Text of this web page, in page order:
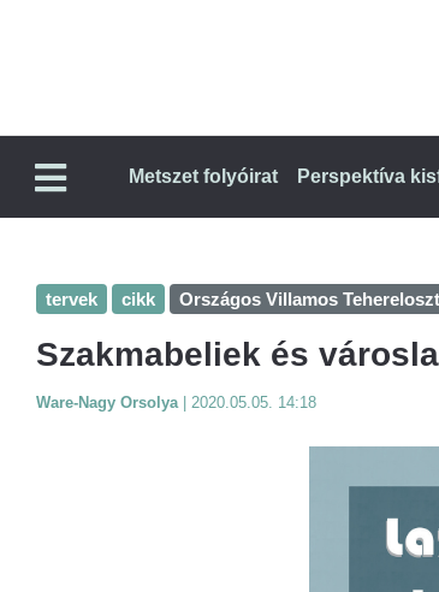
Metszet folyóirat Perspektíva
tervek cikk Országos Villamos
Szakmabeliek és
Ware-Nagy Orsolya 2020.05.05. 14:18